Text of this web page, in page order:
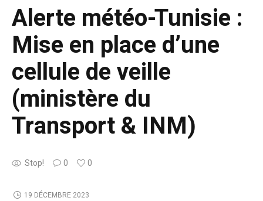
Alerte météo-Tunisie :
Mise en place d’une
cellule de veille
(ministère du
Transport & INM)
Stop! 0 0
19 DÉCEMBRE 2023